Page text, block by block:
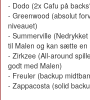
- Dodo (2x Cafu på
- Greenwood (absolut
niveauet)
- Summerville
til Malen og kan sætte en
- Zirkzee (All-around
godt med Malen)
- Freuler (backup
- Zappacosta (solid